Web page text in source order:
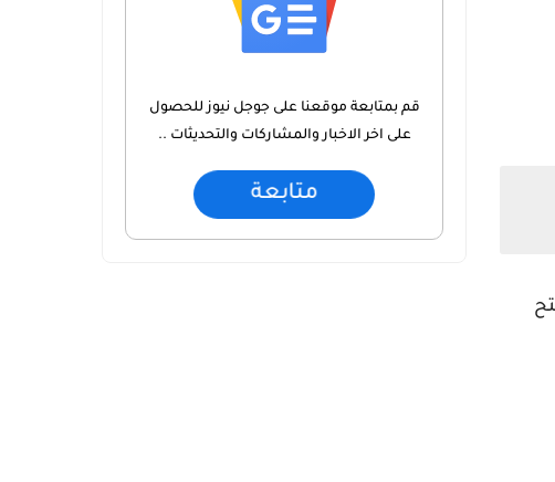
قم بمتابعة موقعنا على جوجل نيوز للحصول
على اخر الاخبار والمشاركات والتحديثات ..
متابعة